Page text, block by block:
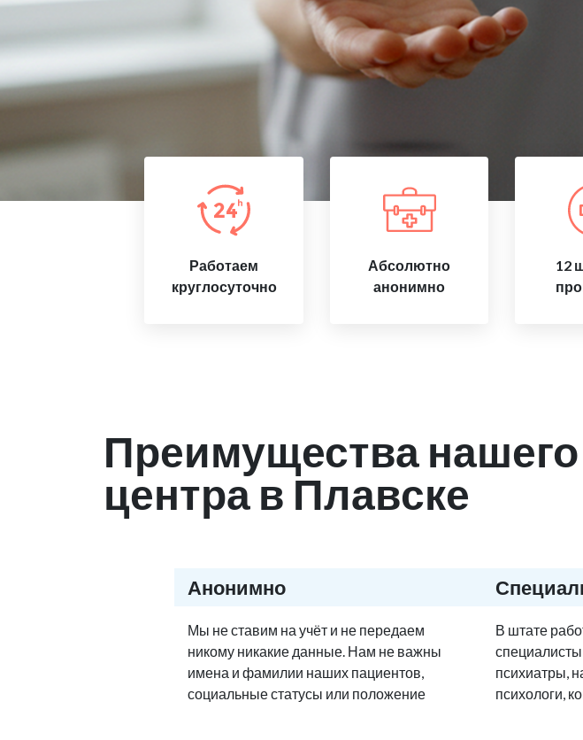
Работаем
круглосуточно
Абсолютно
анонимно
12
Преимущества нашего
центра в Плавске
Анонимно
Мы не ставим на учёт и не передаем
никому никакие данные. Нам не важны
имена и фамилии наших пациентов,
социальные статусы или положение
В штате
психиатры,
психологи,